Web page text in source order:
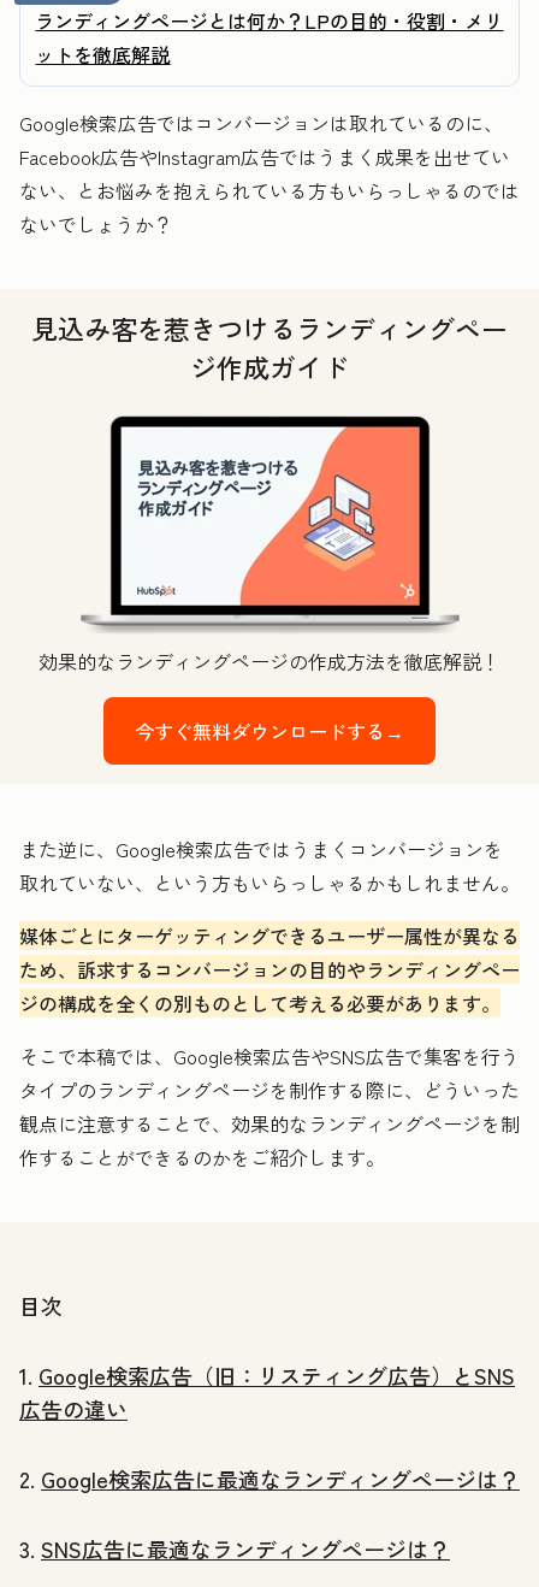
ランディングページとは何か？LPの目的・役割・メリ
ットを徹底解説
Google検索広告ではコンバージョンは取れているのに、
Facebook広告やInstagram広告ではうまく成果を出せてい
ない、とお悩みを抱えられている方もいらっしゃるのでは
ないでしょうか？
見込み客を惹きつけるランディングペー
ジ作成ガイド
効果的なランディングページの作成方法を徹底解説！
今すぐ無料ダウンロードする→
また逆に、Google検索広告ではうまくコンバージョンを
取れていない、という方もいらっしゃるかもしれません。
媒体ごとにターゲッティングできるユーザー属性が異なる
ため、訴求するコンバージョンの目的やランディングペー
ジの構成を全くの別ものとして考える必要があります。
そこで本稿では、Google検索広告やSNS広告で集客を行う
タイプのランディングページを制作する際に、どういった
観点に注意することで、効果的なランディングページを制
作することができるのかをご紹介します。
目次
1. Google検索広告（旧：リスティング広告）とSNS
広告の違い
2. Google検索広告に最適なランディングページは？
3. SNS広告に最適なランディングページは？